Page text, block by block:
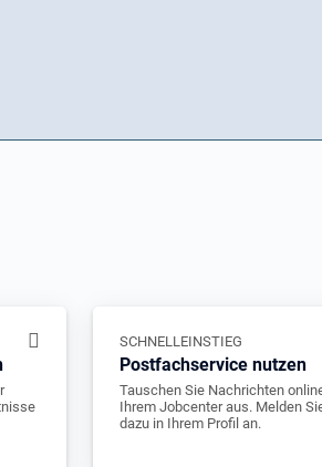
SCHNELLEINSTIEG
Postfachservice nutzen
Tauschen Sie Nachrichten
Ihrem Jobcenter aus. Melden
dazu in Ihrem Profil an.